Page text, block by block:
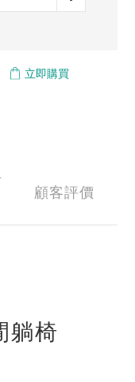
立即購買
顧客評價
躺椅